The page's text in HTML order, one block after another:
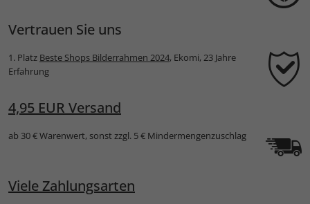
Vertrauen Sie uns
1. Platz Beste Shops Bilderrahmen 2024, Ekomi, 23 Jahre
Erfahrung
4,95 EUR Versand
ab 30 € Warenwert, sonst zzgl. 5 € Mindermengenzuschlag
Viele Zahlungsarten